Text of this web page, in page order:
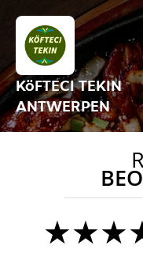
KöFTECI TEKIN
ANTWERPEN